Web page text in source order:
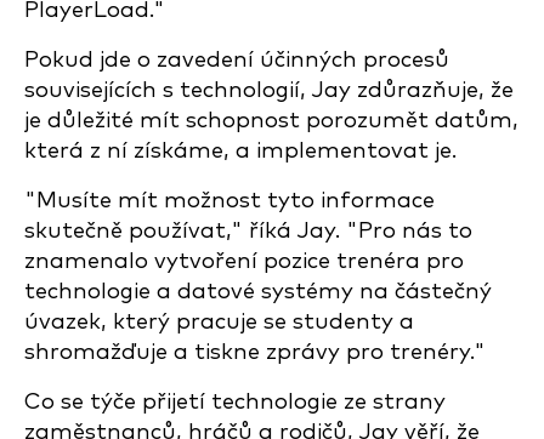
PlayerLoad."
Pokud jde o zavedení účinných procesů
souvisejících s technologií, Jay zdůrazňuje, že
je důležité mít schopnost porozumět datům,
která z ní získáme, a implementovat je.
"Musíte mít možnost tyto informace
skutečně používat," říká Jay. "Pro nás to
znamenalo vytvoření pozice trenéra pro
technologie a datové systémy na částečný
úvazek, který pracuje se studenty a
shromažďuje a tiskne zprávy pro trenéry."
Co se týče přijetí technologie ze strany
zaměstnanců, hráčů a rodičů, Jay věří, že